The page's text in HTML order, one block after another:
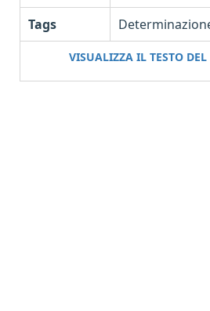
Tags
VISUALIZZA IL TESTO